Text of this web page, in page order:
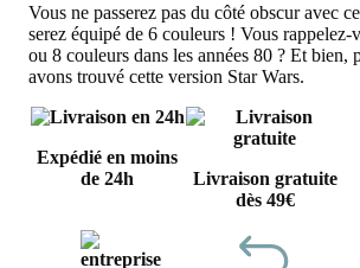
Vous ne passerez pas du côté obscur avec
serez équipé de 6 couleurs ! Vous rappelez-
ou 8 couleurs dans les années 80 ? Et bien,
avons trouvé cette version Star Wars.
Expédié en moins
de 24h
Livraison gratuite
dès 49€